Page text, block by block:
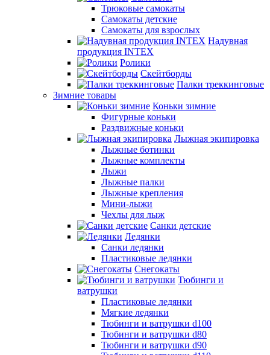
Трюковые самокаты
Самокаты детские
Самокаты для взрослых
Надувная
продукция INTEX
Ролики
Скейтборды
Палки треккинговые
Зимние товары
Коньки зимние
Фигурные коньки
Раздвижные коньки
Лыжная экипировка
Лыжные ботинки
Лыжные комплекты
Лыжи
Лыжные палки
Лыжные крепления
Мини-лыжи
Чехлы для лыж
Санки детские
Ледянки
Санки ледянки
Пластиковые ледянки
Снегокаты
Тюбинги и
ватрушки
Пластиковые ледянки
Мягкие ледянки
Тюбинги и ватрушки d100
Тюбинги и ватрушки d80
Тюбинги и ватрушки d90